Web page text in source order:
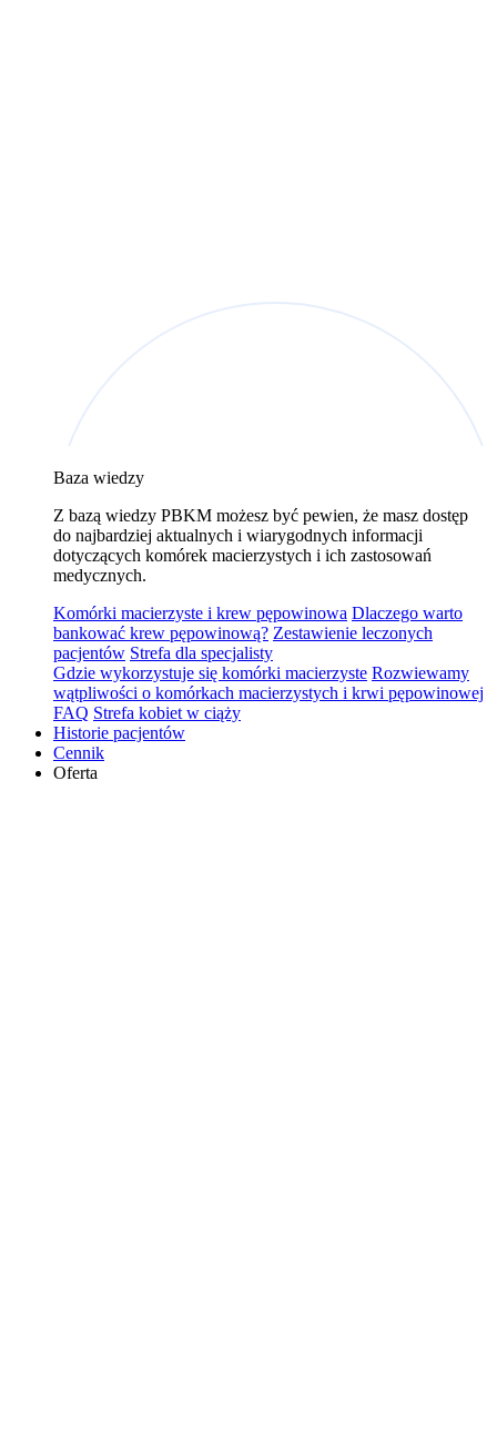
Baza wiedzy
Z bazą wiedzy PBKM możesz być pewien, że masz dostęp
do najbardziej aktualnych i wiarygodnych informacji
dotyczących komórek macierzystych i ich zastosowań
medycznych.
Komórki macierzyste i krew pępowinowa Dlaczego warto
bankować krew pępowinową? Zestawienie leczonych
pacjentów Strefa dla specjalisty
Gdzie wykorzystuje się komórki macierzyste Rozwiewamy
wątpliwości o komórkach macierzystych i krwi pępowinowej
FAQ Strefa kobiet w ciąży
Historie pacjentów
Cennik
Oferta